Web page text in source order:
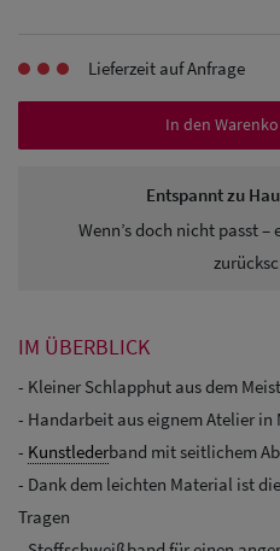
& Visoren
Lieferzeit auf Anfrage
In den
Entspannt zu
Wenn’s doch nicht passt
IM ÜBERBLICK
- Kleiner Schlapphut aus dem
- Handarbeit aus eignem Atelier in
- Kunstlederband mit seitlichem
- Dank dem leichten Material ist
Tragen